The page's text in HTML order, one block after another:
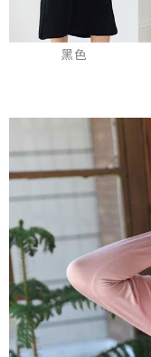
３．未成年的使用者請事
「AFTEE先享後付」，
任。
４．使用「AFTEE先享後
恩沛科技股份有限公司將